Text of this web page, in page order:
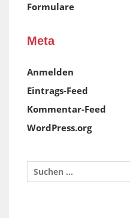
Formulare
Meta
Anmelden
Eintrags-Feed
Kommentar-Feed
WordPress.org